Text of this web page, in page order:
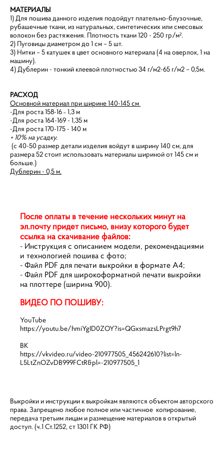
МАТЕРИАЛЫ
1) Для пошива данного изделия подойдут плательно-блузочные,
рубашечные ткани, из натуральных, синтетических или смесовых
волокон без растяжения. Плотность ткани 120 - 250 гр/м².
2) Пуговицы диаметром до 1 см – 5 шт.
3) Нитки – 5 катушек в цвет основного материала (4 на оверлок, 1 на
машину).
4) Дублерин - тонкий клеевой плотностью 34 г/м2-65 г/м2 – 0,5м.
РАСХОД
Основной материал при ширине 140-145 см
-Для роста 158-16 ˗ 1,3 м
-Для роста 164-169 - 1,35 м
-Для роста 170-175 - 140 м
+ 10% на усадку.
(с 40-50 размер детали изделия войдут в ширину 140 см, для
размера 52 стоит использовать материалы шириной от 145 см и
больше.)
Дублерин - 0,5 м.
После оплаты в течение нескольких минут на
эл.почту придет письмо, внизу которого будет
ссылка на скачивание файлов:
- Инструкция с описанием модели, рекомендациями
и технологией пошива c фото;
- Файл PDF для печати выкройки в формате А4;
- Файл PDF для широкоформатной печати выкройки
на плоттере (ширина 900).
ВИДЕО ПО ПОШИВУ:
YouTube
https://youtu.be/hmiYgID0ZOY?is=QGxsmazsLPrgt9h7
ВК
https://vkvideo.ru/video-210977505_456242610?list=ln-
L5LtZnOZvDB999FCtR&pl=-210977505_1
Выкройки и инструкции к выкройкам являются объектом авторского
права. Запрещено любое полное или частичное копирование,
передача третьим лицам и размещение материалов в открытый
доступ. (ч.1 Ст.1252, ст 1301 ГК РФ)